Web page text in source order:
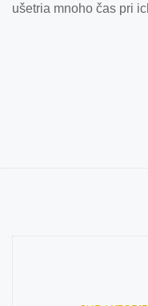
ušetria mnoho čas pri